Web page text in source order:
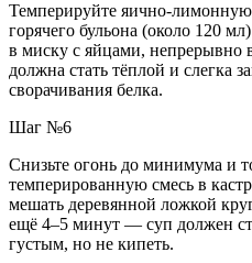
Темперируйте яично-
горячего бульона (около 120
в миску с яйцами, непрерывно
должна стать тёплой и слегка
сворачивания белка.
Шаг №6
Снизьте огонь до минимума и
темперированную смесь в
мешать деревянной ложкой
ещё 4–5 минут — суп должен
густым, но не кипеть.